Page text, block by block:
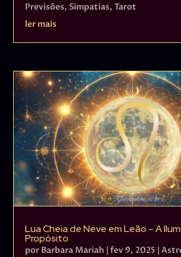
Previsões, Simpatias,Tarot
ler mais
Lua Cheia de Neve em Leão – A
Propósito
por Barbara Mariah |fev 9, 2025 |